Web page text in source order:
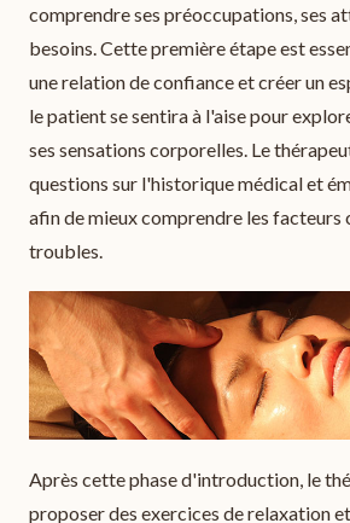
comprendre ses préoccupations, ses
besoins. Cette première étape est
une relation de confiance et créer un
le patient se sentira à l'aise pour
ses sensations corporelles. Le
questions sur l'historique médical et
afin de mieux comprendre les facteurs
troubles.
Après cette phase d'introduction, le
proposer des exercices de relaxation